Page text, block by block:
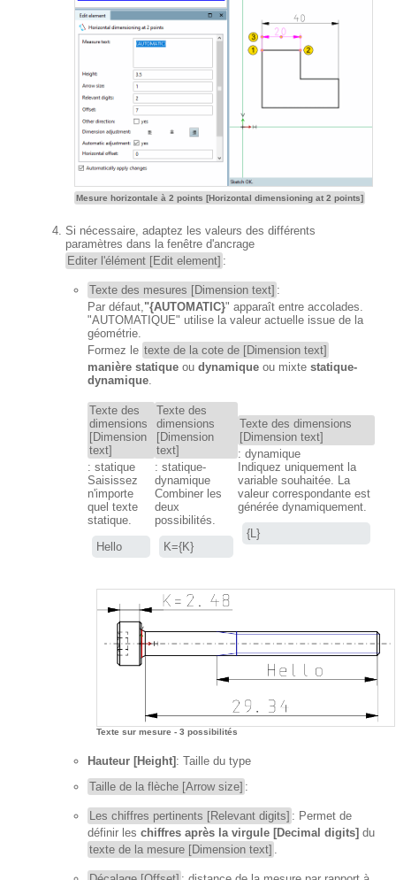
Mesure horizontale à 2 points [Horizontal dimensioning at 2 points]
Si nécessaire, adaptez les valeurs des différents
paramètres dans la fenêtre d'ancrage
Editer l'élément [Edit element] :
Texte des mesures [Dimension text] :
Par défaut,"{AUTOMATIC}" apparaît entre accolades.
"AUTOMATIQUE" utilise la valeur actuelle issue de la
géométrie.
Formez le texte de la cote de [Dimension text]
manière statique ou dynamique ou mixte statique-
dynamique.
Texte des
dimensions
[Dimension
text]
: statique
Saisissez
n'importe
quel texte
statique.
Hello
Texte des
dimensions
[Dimension
text]
: statique-
dynamique
Combiner les
deux
possibilités.
K={K}
Texte des dimensions
[Dimension text]
: dynamique
Indiquez uniquement la
variable souhaitée. La
valeur correspondante est
générée dynamiquement.
{L}
Texte sur mesure - 3 possibilités
Hauteur [Height]: Taille du type
Taille de la flèche [Arrow size] :
Les chiffres pertinents [Relevant digits] : Permet de
définir les chiffres après la virgule [Decimal digits] du
texte de la mesure [Dimension text]